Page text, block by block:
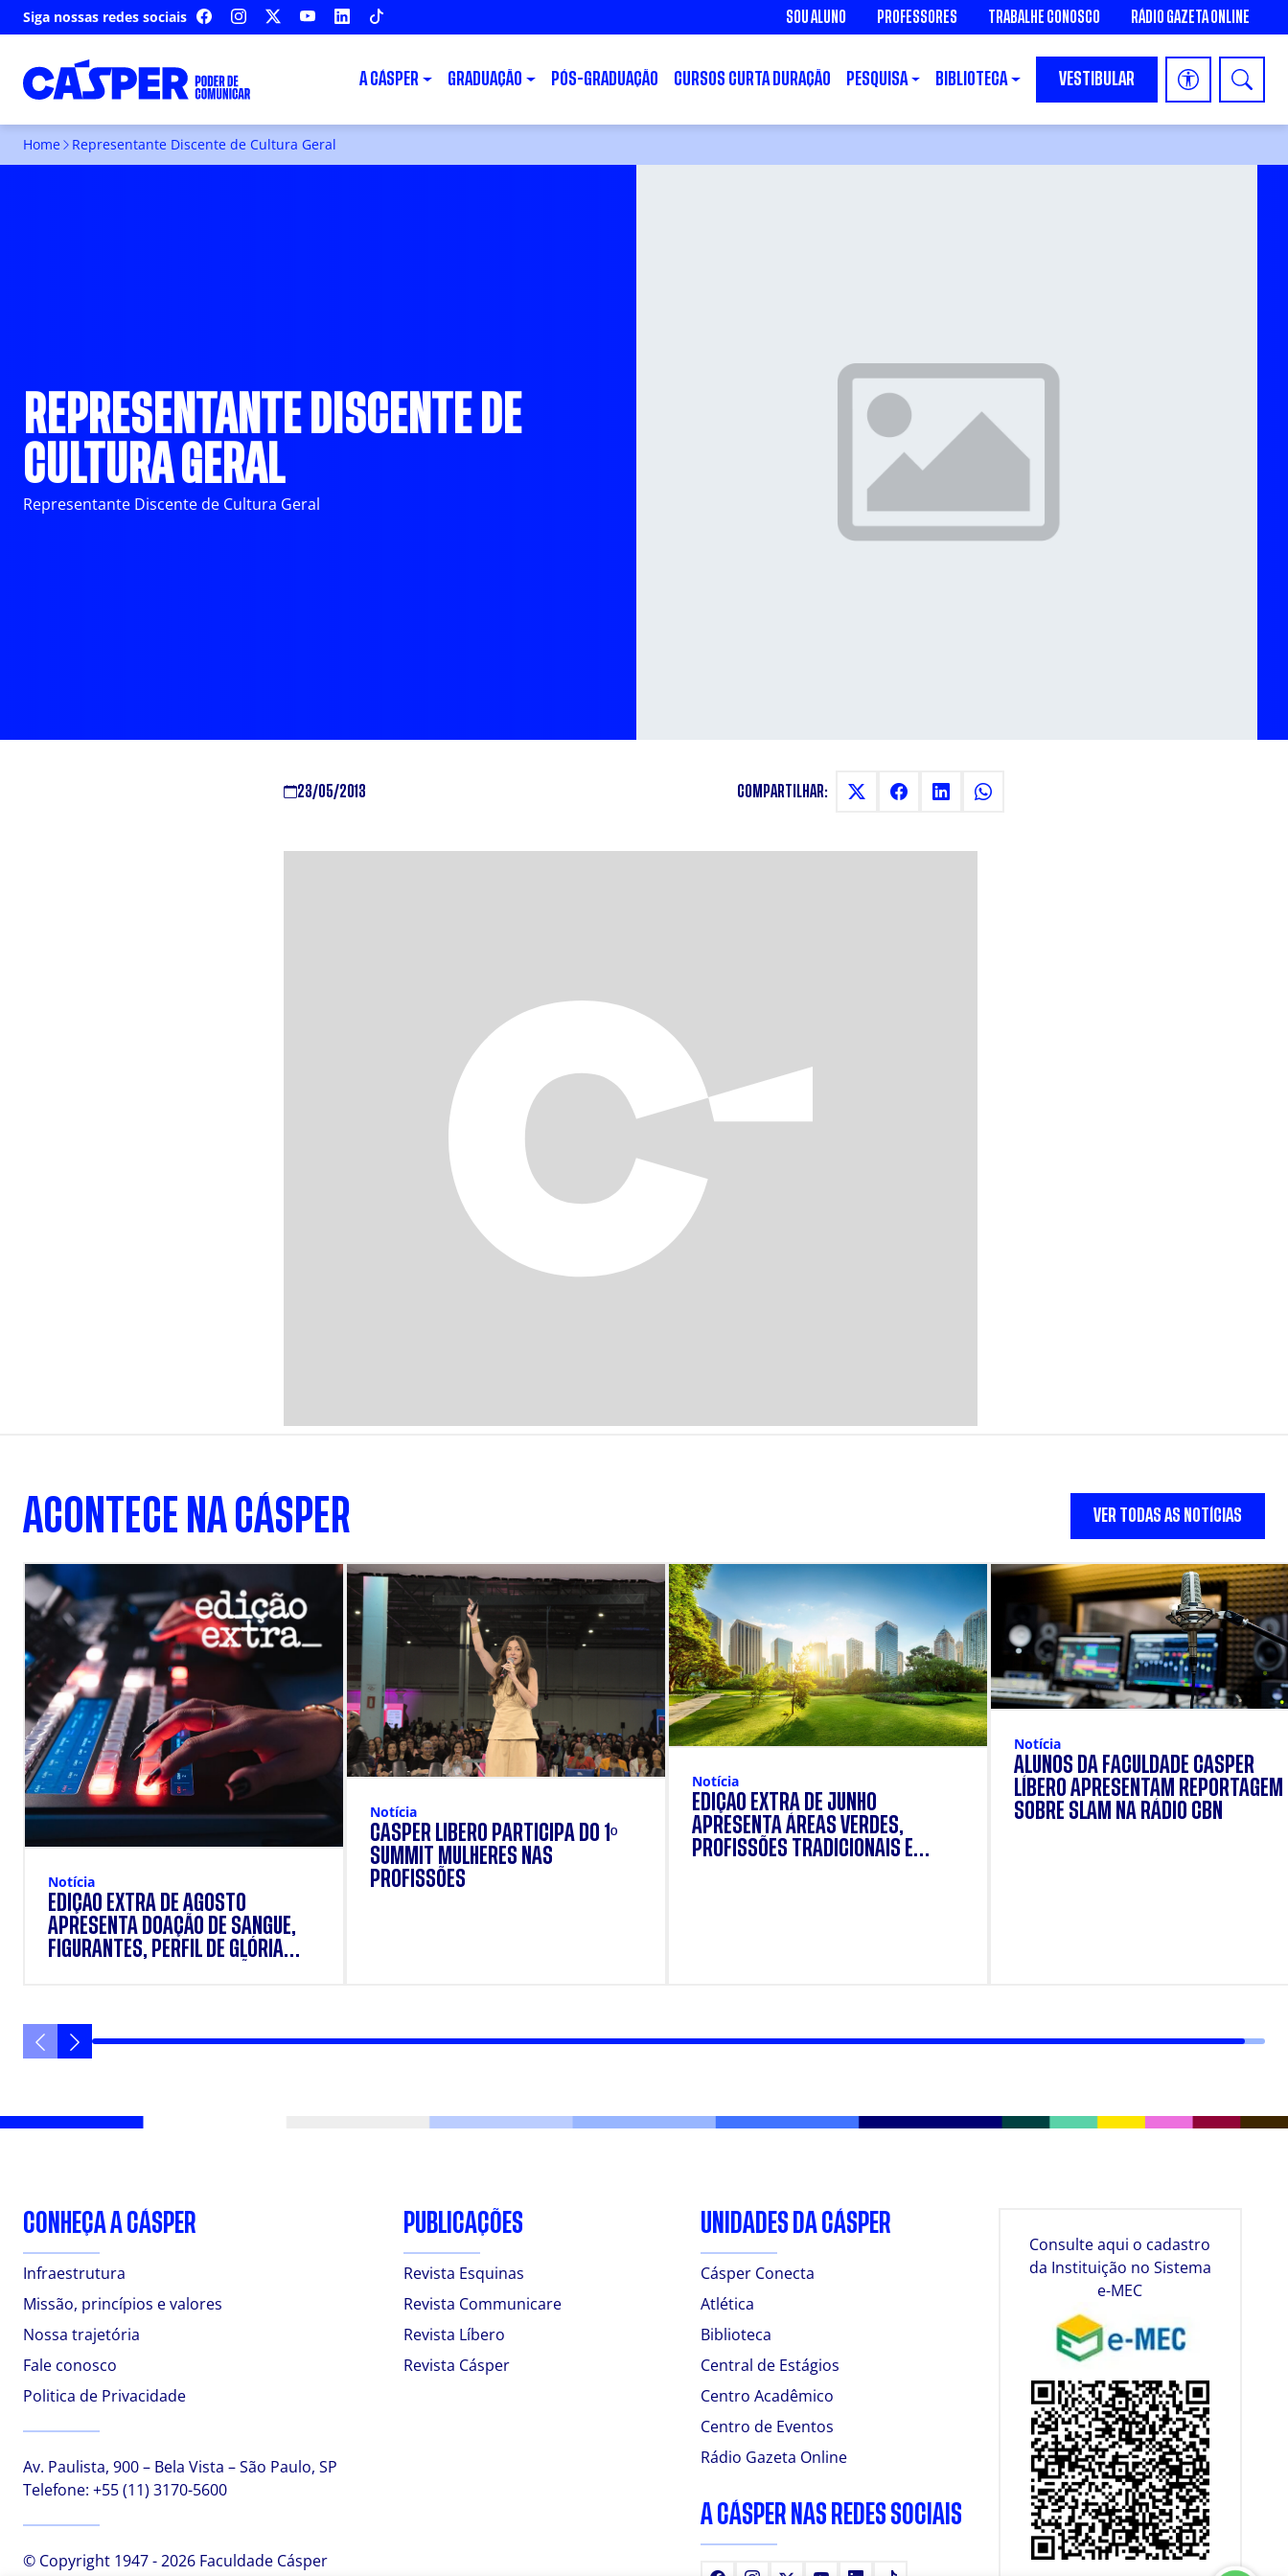
Siga nossas redes sociais FACEBOOKINSTAGRAM YOUTUBELINKEDIN SOU ALUNO PROFESSORES TRABALHE CONOSCO RÁDIO GAZETA ONLINE
A CÁSPER GRADUAÇÃO PÓS-GRADUAÇÃO CURSOS CURTA DURAÇÃO PESQUISA BIBLIOTECA VESTIBULAR
Home Representante Discente de Cultura Geral
REPRESENTANTE DISCENTE DE
CULTURA GERAL
Representante Discente de Cultura Geral
23/05/2013 COMPARTILHAR:
ACONTECE NA CÁSPER VER TODAS AS NOTÍCIAS
Notícia
EDIÇÃO EXTRA DE AGOSTO
APRESENTA DOAÇÃO DE SANGUE,
FIGURANTES, PERFIL DE GLÓRIA
Notícia
CÁSPER LÍBERO PARTICIPA DO 1º
SUMMIT MULHERES NAS
PROFISSÕES
Notícia
EDIÇÃO EXTRA DE JUNHO
APRESENTA ÁREAS VERDES,
PROFISSÕES TRADICIONAIS E
Notícia
ALUNOS DA FACULDADE CÁSPER
LÍBERO APRESENTAM REPORTAGEM
SOBRE SLAM NA RÁDIO CBN
CONHEÇA A CÁSPER
Infraestrutura
Missão, princípios e valores
Nossa trajetória
Fale conosco
Politica de Privacidade
Av. Paulista, 900 – Bela Vista – São Paulo, SP
Telefone: +55 (11) 3170-5600
© Copyright 1947 - 2026 Faculdade Cásper
PUBLICAÇÕES
Revista Esquinas
Revista Communicare
Revista Líbero
Revista Cásper
UNIDADES DA CÁSPER
Cásper Conecta
Atlética
Biblioteca
Central de Estágios
Centro Acadêmico
Centro de Eventos
Rádio Gazeta Online
A CÁSPER NAS REDES SOCIAIS
Consulte aqui o cadastro
da Instituição no Sistema
e-MEC